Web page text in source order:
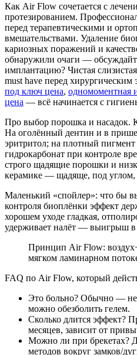
Как Air Flow сочетается с
протезированием.
перед терапевтическими и
вмешательствами. Удаление
кариозных поражений и
обнаружили очаги —
имплантацию? Чистая
must have перед хирургическим
под ключ цена, одномоментная
цена — всё начинается с
Про выбор порошка и насадок.
На оголённый дентин и в
эритритол; на плотный
гидрокарбонат при контроле
строго щадящие порошки и
керамике — щадяще, под углом,
Маленький «спойлер»: что бы
контроля биоплёнки эффект
хорошем уходе гладкая,
удерживает налёт — выигрыш в
Принцип Air Flow:
мягком ламинарном
FAQ по Air Flow, который
Это больно? Обычно —
можно обезболить гелем.
Сколько длится эффект?
месяцев, зависит от
Можно ли при брекетах?
методов вокруг замков/